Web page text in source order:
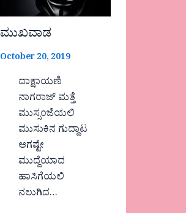
ಮುಖವಾಡ
October 20, 2019
ದಾಕ್ಷಾಯಣಿ
ನಾಗರಾಜ್ ಮತ್ತೆ
ಮುಸ್ಸಂಜೆಯಲಿ
ಮುಸುಕಿನ ಗುದ್ದಾಟ
ಆಗಷ್ಟೇ
ಮುದ್ದೆಯಾದ
ಹಾಸಿಗೆಯಲಿ
ನಲುಗಿದ…